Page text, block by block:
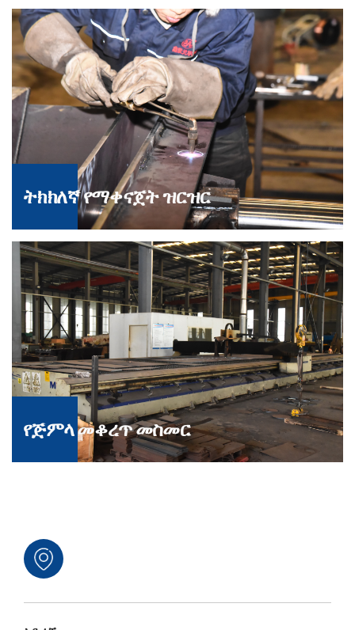
ትክክለኛ የማቀናጀት ዝርዝር
የጅምላ መቆረጥ መስመር